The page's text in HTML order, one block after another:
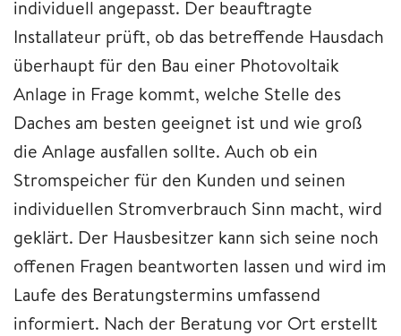
individuell angepasst. Der beauftragte
Installateur prüft, ob das betreffende Hausdach
überhaupt für den Bau einer Photovoltaik
Anlage in Frage kommt, welche Stelle des
Daches am besten geeignet ist und wie groß
die Anlage ausfallen sollte. Auch ob ein
Stromspeicher für den Kunden und seinen
individuellen Stromverbrauch Sinn macht, wird
geklärt. Der Hausbesitzer kann sich seine noch
offenen Fragen beantworten lassen und wird im
Laufe des Beratungstermins umfassend
informiert. Nach der Beratung vor Ort erstellt